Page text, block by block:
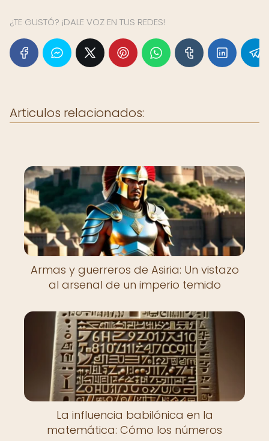
¿TE GUSTÓ? ¡DALE VOZ EN TUS REDES!
Articulos relacionados:
Armas y guerreros de Asiria: Un vistazo
al arsenal de un imperio temido
La influencia babilónica en la
matemática: Cómo los números